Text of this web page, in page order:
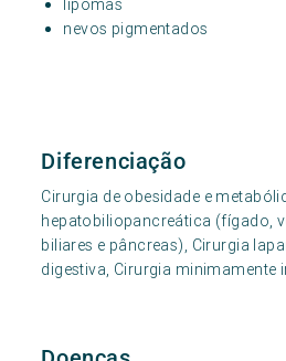
lipomas
nevos pigmentados
Diferenciação
Cirurgia de obesidade e
hepatobiliopancreática (fígado,
biliares e pâncreas), Cirurgia
digestiva, Cirurgia minimamente